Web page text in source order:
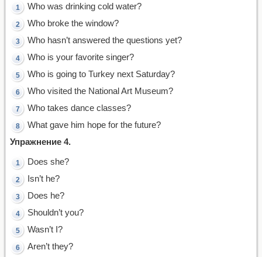
Who was drinking cold water?
Who broke the window?
Who hasn’t answered the questions yet?
Who is your favorite singer?
Who is going to Turkey next Saturday?
Who visited the National Art Museum?
Who takes dance classes?
What gave him hope for the future?
Упражнение 4.
Does she?
Isn’t he?
Does he?
Shouldn’t you?
Wasn’t I?
Aren’t they?